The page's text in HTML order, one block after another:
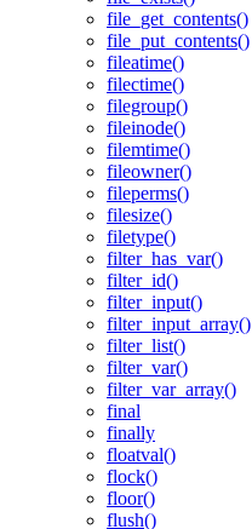
file_get_contents()
file_put_contents()
fileatime()
filectime()
filegroup()
fileinode()
filemtime()
fileowner()
fileperms()
filesize()
filetype()
filter_has_var()
filter_id()
filter_input()
filter_input_array()
filter_list()
filter_var()
filter_var_array()
final
finally
floatval()
flock()
floor()
flush()